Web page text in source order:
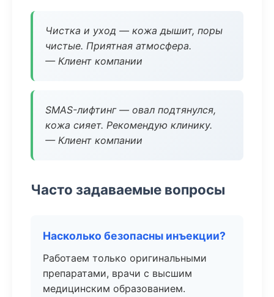
Чистка и уход — кожа дышит, поры
чистые. Приятная атмосфера.
— Клиент компании
SMAS-лифтинг — овал подтянулся,
кожа сияет. Рекомендую клинику.
— Клиент компании
Часто задаваемые вопросы
Насколько безопасны инъекции?
Работаем только оригинальными
препаратами, врачи с высшим
медицинским образованием.